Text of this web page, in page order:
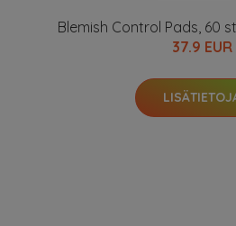
Blemish Control Pads, 60
37.9 EUR